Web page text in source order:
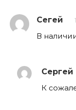
Сегей
В
Сергей
К